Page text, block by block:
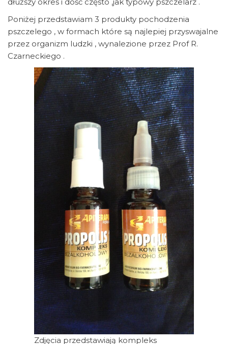
Poniżej przedstawiam 3 produkty pochodzenia
pszczelego , w formach które są najlepiej przyswajalne
przez organizm ludzki , wynalezione przez Prof R.
Czarneckiego .
Zdjęcia przedstawiają kompleks